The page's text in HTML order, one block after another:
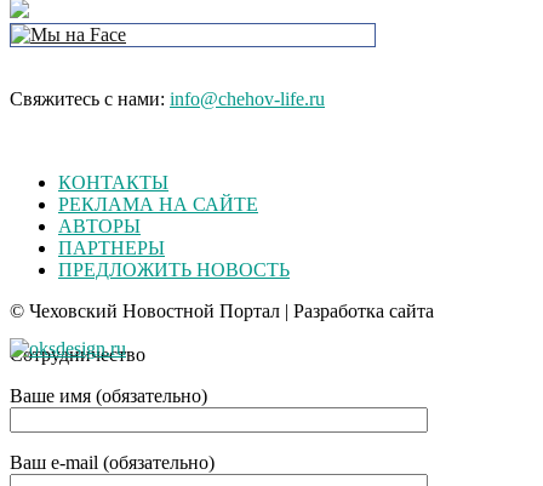
Свяжитесь с нами: info@chehov-life.ru
КОНТАКТЫ
РЕКЛАМА НА САЙТЕ
АВТОРЫ
ПАРТНЕРЫ
ПРЕДЛОЖИТЬ НОВОСТЬ
© Чеховский Новостной Портал | Разработка сайта
Сотрудничество
Ваше имя (обязательно)
Ваш e-mail (обязательно)